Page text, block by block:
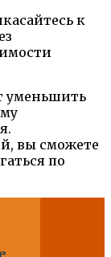
к
уменьшить
вы сможете
по